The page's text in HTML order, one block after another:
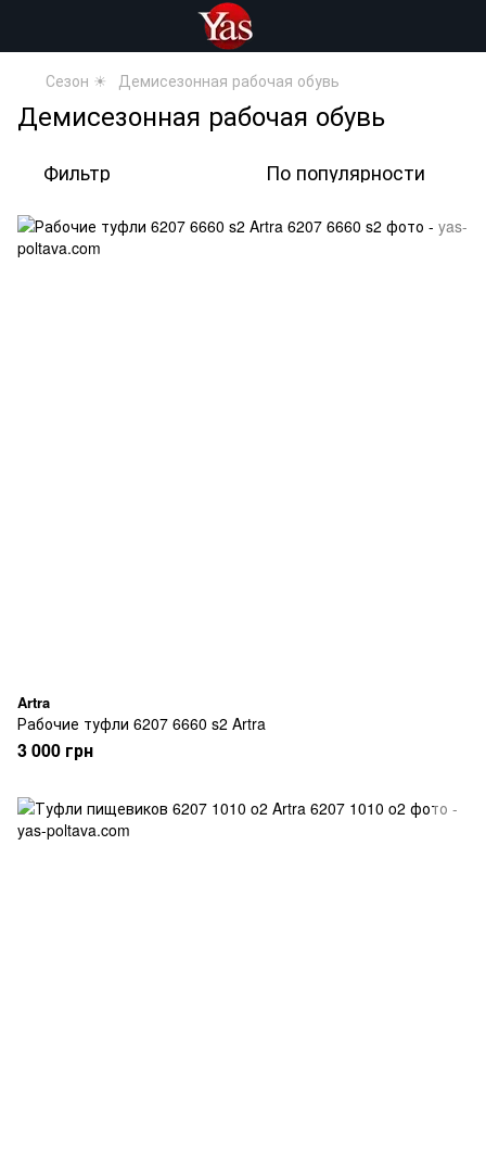
Сезон ☀ Демисезонная рабочая обувь
Демисезонная рабочая обувь
Фильтр По популярности
Artra
Рабочие туфли 6207 6660 s2 Artra
3 000 грн